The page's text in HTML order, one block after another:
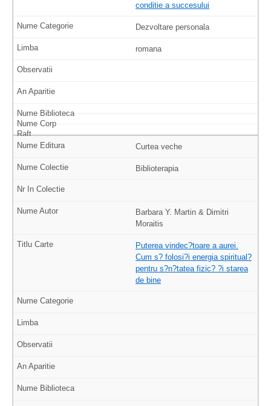
conditie a succesului
Dezvoltare personala
romana
Curtea veche
Biblioterapia
Barbara Y. Martin & Dimitri
Moraitis
Puterea vindec?toare a aurei.
Cum s? folosi?i energia spiritual?
pentru s?n?tatea fizic? ?i starea
de bine